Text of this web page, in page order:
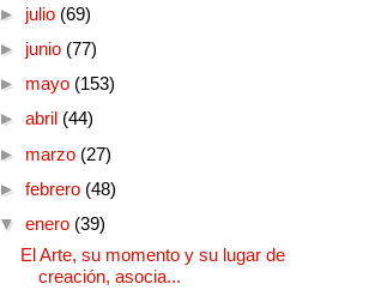
► julio (69)
► junio (77)
► mayo (153)
► abril (44)
► marzo (27)
► febrero (48)
▼ enero (39)
El Arte, su momento y su lugar de
creación, asocia...